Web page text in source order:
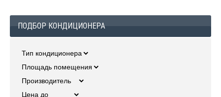
ПОДБОР КОНДИЦИОНЕРА